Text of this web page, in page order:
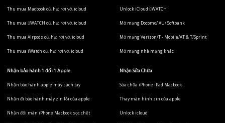
Thu mua Macbook cũ, hư, rơi vỡ, icloud
Thu mua WATCH cũ, hư, rơi vỡ, icloud
Thu mua Airpods cũ, hư, rơi vỡ, icloud
Thu mua iWatch cũ, hư, rơi vỡ, icloud
Unlock iCloud WATCH
Mở mạng Docomo/ AU/ Softbank
Mở mạng Verizon/T - Mobile/AT & T/Sprint
Mở mạng nhà mạng khác
Nhận bảo hành 1 đổi 1 Apple
Nhận bảo hành apple máy sách tay
Nhận đi bảo hành máy zin lỗi của apple
Nhận đổi màn iPhone Macbook sọc chết
Nhận Sửa Chữa
Sửa chữa iPhone iPad Macbook
Thay màn hình zin của apple
Unlock icloud